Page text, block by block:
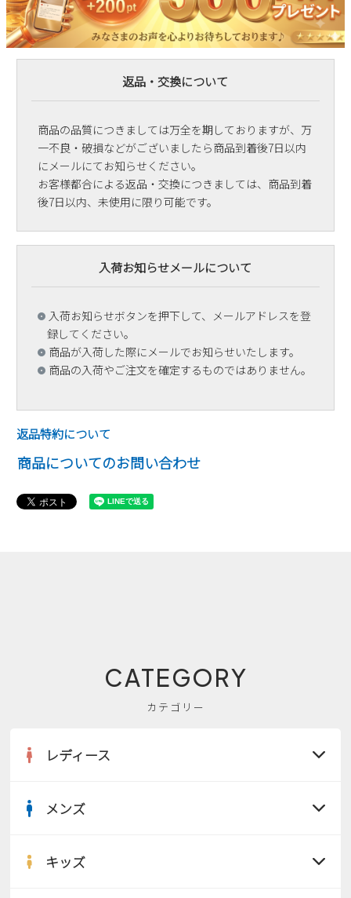
返品・交換について
商品の品質につきましては万全を期しておりますが、万
一不良・破損などがございましたら商品到着後7日以内
にメールにてお知らせください。
お客様都合による返品・交換につきましては、商品到着
後7日以内、未使用に限り可能です。
入荷お知らせメールについて
入荷お知らせボタンを押下して、メールアドレスを登
録してください。
商品が入荷した際にメールでお知らせいたします。
商品の入荷やご注文を確定するものではありません。
返品特約について
商品についてのお問い合わせ
CATEGORY
カテゴリー
レディース
サンダル
メンズ
キッズ